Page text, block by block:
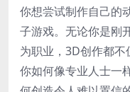
你想尝试制作自己的
子游戏。无论你是刚
为职业，3D创作都
你如何像专业人士一